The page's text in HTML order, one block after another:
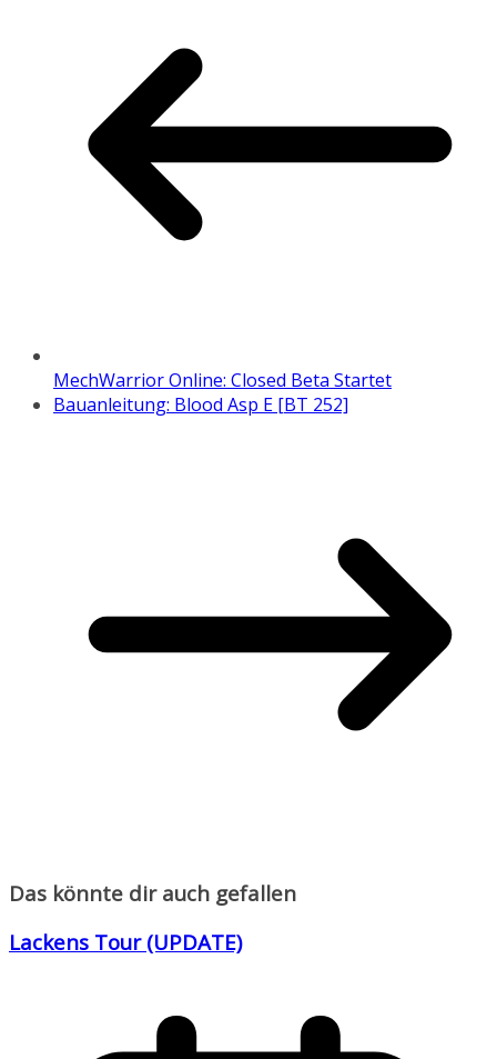
MechWarrior Online: Closed Beta Startet
Bauanleitung: Blood Asp E [BT 252]
Das könnte dir auch gefallen
Lackens Tour (UPDATE)